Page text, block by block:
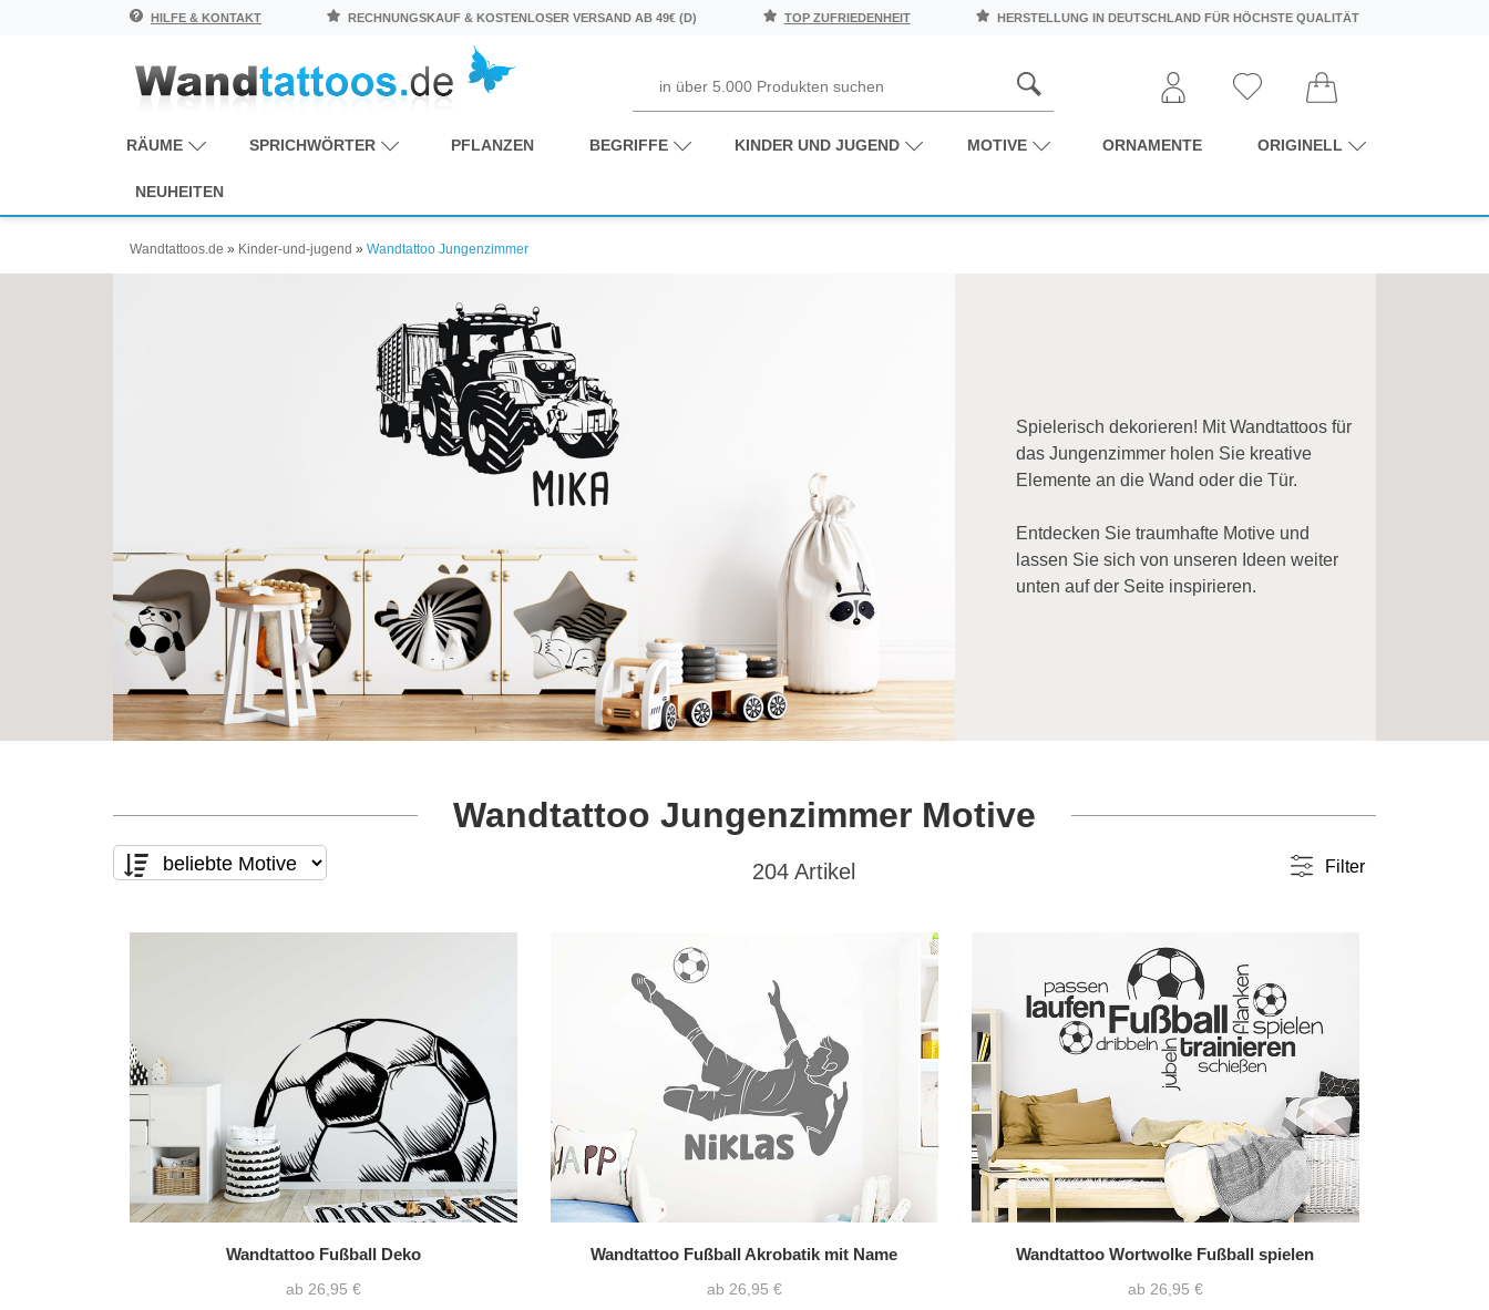
HILFE & KONTAKT RECHNUNGSKAUF & KOSTENLOSER VERSAND AB 49€ (D) TOP ZUFRIEDENHEIT HERSTELLUNG IN DEUTSCHLAND FÜR HÖCHSTE QUALITÄT
RÄUME SPRICHWÖRTER PFLANZEN BEGRIFFE KINDER UND JUGEND MOTIVE ORNAMENTE ORIGINELL
NEUHEITEN
Wandtattoos.de » Kinder-und-jugend » Wandtattoo Jungenzimmer
Spielerisch dekorieren! Mit Wandtattoos für
das Jungenzimmer holen Sie kreative
Elemente an die Wand oder die Tür.
Entdecken Sie traumhafte Motive und
lassen Sie sich von unseren Ideen weiter
unten auf der Seite inspirieren.
Wandtattoo Jungenzimmer Motive
204 Artikel Filter
Text mit Motiv (126)
mit Wunschtext
ohne Wunschtext(106)
einfarbig
(126)
36 Varianten pro Motiv
zweifarbig(78)
1216 Varianten pro Motiv
Wandtattoo Fußball Deko
ab 26,95 €
Wandtattoo Fußball Akrobatik mit Name
ab 26,95 €
Wandtattoo Wortwolke Fußball spielen
ab 26,95 €